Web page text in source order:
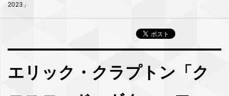
2023」
エリック・クラプトン「ク